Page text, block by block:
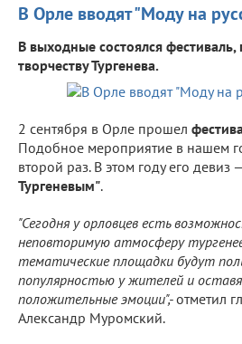
В Орле вводят "Моду на
В выходные состоялся
творчеству Тургенева.
2 сентября в Орле прошел
Подобное мероприятие в нашем
второй раз. В этом году его девиз
Тургеневым".
"Сегодня у орловцев есть
неповторимую атмосферу
тематические площадки будут
популярностью у жителей и
положительные эмоции",-отметил
Александр Муромский.